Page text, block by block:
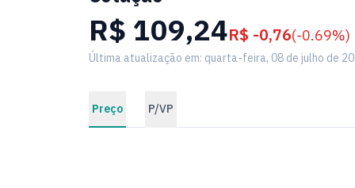
R$ 109,24R$ -0,76(-0.69%)
Última atualização em: quarta-feira, 08 de julho de
Preço P/VP